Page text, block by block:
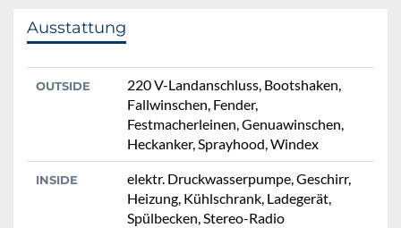
Ausstattung
OUTSIDE
220 V-Landanschluss, Bootshaken,
Fallwinschen, Fender,
Festmacherleinen, Genuawinschen,
Heckanker, Sprayhood, Windex
INSIDE
elektr. Druckwasserpumpe, Geschirr,
Heizung, Kühlschrank, Ladegerät,
Spülbecken, Stereo-Radio